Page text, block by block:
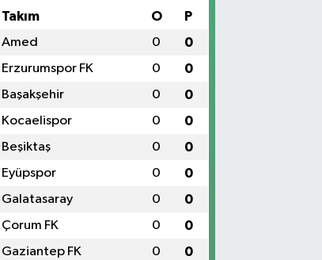
Takım O P
Amed 0 0
Erzurumspor FK 0 0
Başakşehir 0 0
Kocaelispor 0 0
Beşiktaş 0 0
Eyüpspor 0 0
Galatasaray 0 0
Çorum FK 0 0
Gaziantep FK 0 0